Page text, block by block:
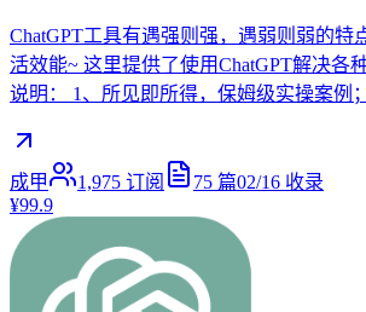
ChatGPT工具有遇强则强，遇弱则弱的
活效能~ 这里提供了使用ChatGPT解决各
说明： 1、所见即所得，保姆级实操案例
成甲 1,975 订阅 75 篇02/16 收录
¥99.9